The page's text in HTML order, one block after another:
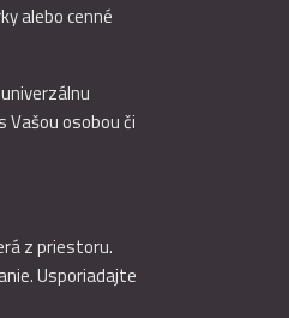
alebo cenné
osobou či
z priestoru.
Usporiadajte